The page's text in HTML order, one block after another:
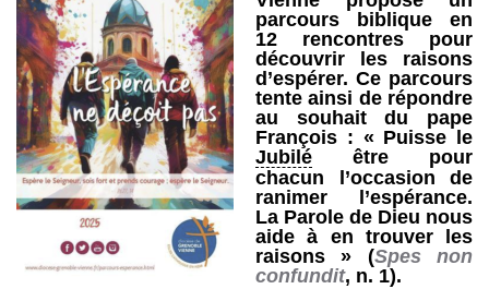
parcours biblique en
12 rencontres pour
découvrir les raisons
d’espérer. Ce parcours
tente ainsi de répondre
au souhait du pape
François : « Puisse le
Jubilé être pour
chacun l’occasion de
ranimer l’espérance.
La Parole de Dieu nous
aide à en trouver les
raisons » (Spes non
confundit, n. 1).